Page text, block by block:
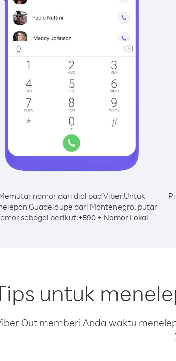
nomor dari dial pad Viber.Untuk
Guadeloupe dari Montenegro, putar
sebagai berikut:+590+ Nomor Lokal
untuk
Out memberi Anda waktu